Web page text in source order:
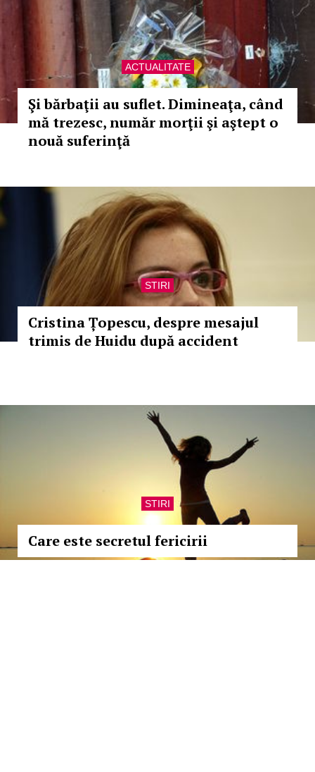
ACTUALITATE
Şi bărbaţii au suflet. Dimineaţa, când
mă trezesc, număr morţii şi aştept o
nouă suferinţă
STIRI
Cristina Țopescu, despre mesajul
trimis de Huidu după accident
STIRI
Care este secretul fericirii